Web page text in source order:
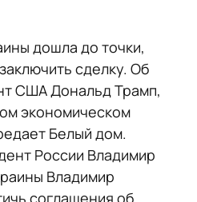
дошла до точки,
сделку. Об
США Дональд Трамп,
экономическом
Белый дом.
России Владимир
Владимир
соглашения об